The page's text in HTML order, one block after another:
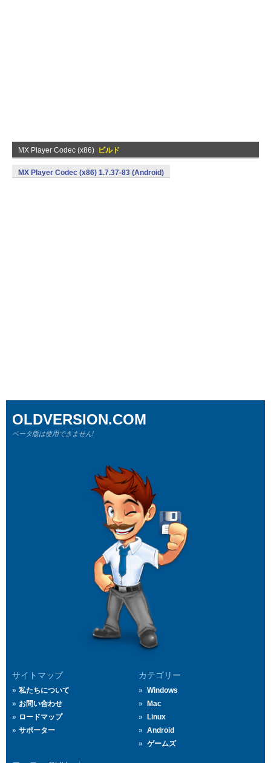
MX Player Codec (x86) ビルド
MX Player Codec (x86) 1.7.37-83 (Android)
サイトマップ
私たちについて
お問い合わせ
ロードマップ
サポーター
カテゴリー
Windows
Mac
Linux
Android
ゲームズ
OLDVERSION.COM
ベータ版は使用できません!